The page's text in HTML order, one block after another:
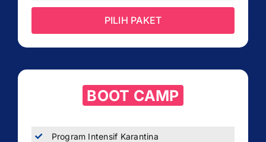
PILIH PAKET
BOOT CAMP
Program Intensif Karantina